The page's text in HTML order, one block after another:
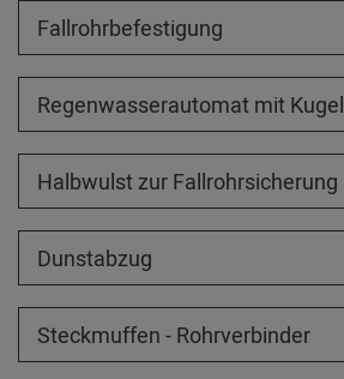
Fallrohrbefestigung
Regenwasserautomat mit Kugel
Halbwulst zur Fallrohrsicherung
Dunstabzug
Steckmuffen - Rohrverbinder